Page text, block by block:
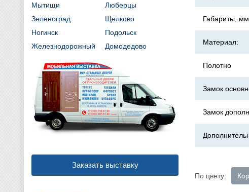
Габариты,
Материал:
Полотно
Замок
Замок
По цвету:
Мытищи
Люберцы
Зеленоград
Щелково
Ногинск
Подольск
Железнодорожный
Домодедово
Заказать выставку